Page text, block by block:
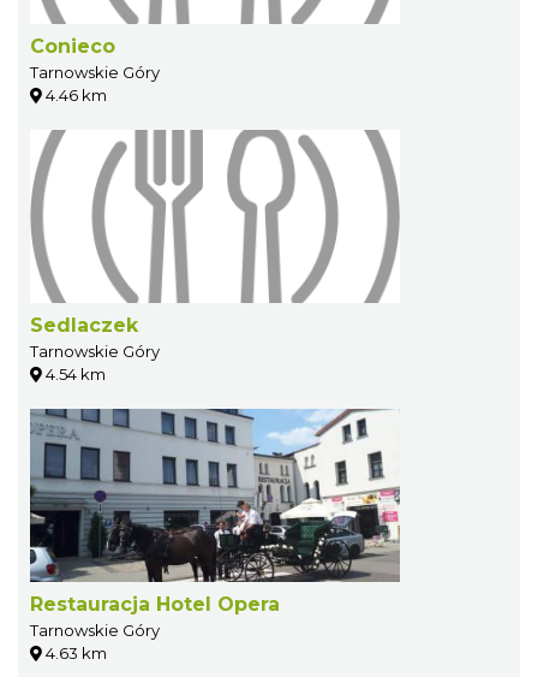
Conieco
Tarnowskie Góry
4.46 km
Sedlaczek
Tarnowskie Góry
4.54 km
Restauracja Hotel Opera
Tarnowskie Góry
4.63 km